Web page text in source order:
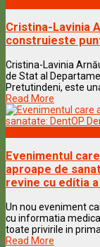
Cristina-Lavinia
construieste
Cristina-Lavinia
de Stat al
Pretutindeni, este
Read More
Evenimentul
aproape de
revine cu editia a
Un nou eveniment
cu informatia
toate privirile in
Read More